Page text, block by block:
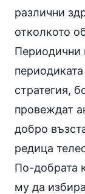
различни
отколкото
Периодични
стратегия,
провеждат
добро
редица
По-добрата
му да